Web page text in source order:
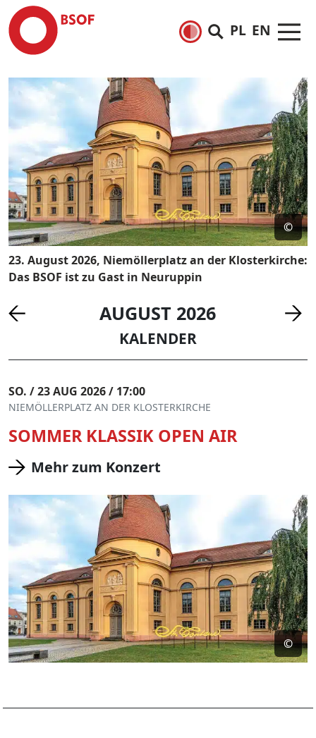
PL EN
©
23. August 2026, Niemöllerplatz an der Klosterkirche:
Das BSOF ist zu Gast in Neuruppin
AUGUST 2026
KALENDER
SO. / 23 AUG 2026 / 17:00
NIEMÖLLERPLATZ AN DER KLOSTERKIRCHE
SOMMER KLASSIK OPEN AIR
Mehr zum Konzert
©